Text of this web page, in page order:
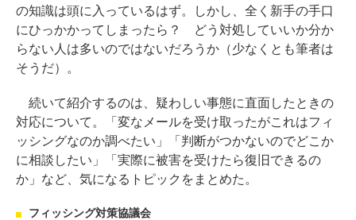
の知識は頭に入っているはず。しかし、全く新手の手口
にひっかかってしまったら？ どう対処していいか分か
らない人は多いのではないだろうか（少なくとも筆者は
そうだ）。
続いて紹介するのは、疑わしい事態に直面したときの
対応について。「変なメールを受け取ったがこれはフィ
ッシングなのか調べたい」「判断がつかないのでどこか
に相談したい」「実際に被害を受けたら復旧できるの
か」など、気になるトピックをまとめた。
フィッシング対策協議会